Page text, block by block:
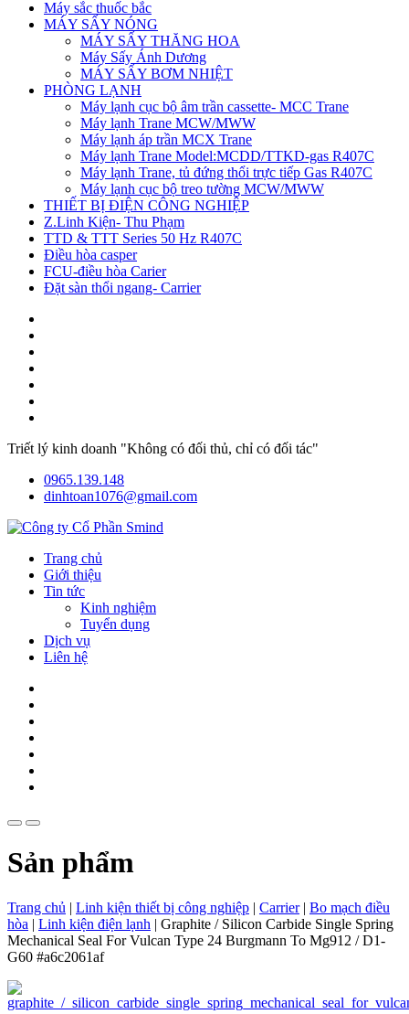
Máy sắc thuốc bắc
MÁY SẤY NÓNG
MÁY SẤY THĂNG HOA
Máy Sấy Ánh Dương
MÁY SẤY BƠM NHIỆT
PHÒNG LẠNH
Máy lạnh cục bộ âm trần cassette- MCC Trane
Máy lạnh Trane MCW/MWW
Máy lạnh áp trần MCX Trane
Máy lạnh Trane Model:MCDD/TTKD-gas R407C
Máy lạnh Trane, tủ đứng thổi trực tiếp Gas R407C
Máy lạnh cục bộ treo tường MCW/MWW
THIẾT BỊ ĐIỆN CÔNG NGHIỆP
Z.Linh Kiện- Thu Phạm
TTD & TTT Series 50 Hz R407C
Điều hòa casper
FCU-điều hòa Carier
Đặt sàn thổi ngang- Carrier
Triết lý kinh doanh "Không có đối thủ, chỉ có đối tác"
0965.139.148
dinhtoan1076@gmail.com
Trang chủ
Giới thiệu
Tin tức
Kinh nghiệm
Tuyển dụng
Dịch vụ
Liên hệ
Sản phẩm
Trang chủ | Linh kiện thiết bị công nghiệp | Carrier| Bo mạch điều
hòa | Linh kiện điện lạnh | Graphite / Silicon Carbide Single Spring
Mechanical Seal For Vulcan Type 24 Burgmann To Mg912 / D1-
G60 #a6c2061af